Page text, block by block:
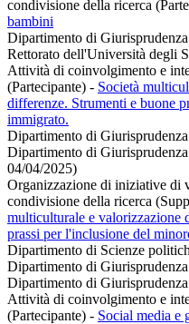
condivisione della ricerca
bambini
Dipartimento di Giurisprudenza
Rettorato dell'Università degli
Attività di coinvolgimento e
(Partecipante) - Società
differenze. Strumenti e buone
immigrato.
Dipartimento di Giurisprudenza
Dipartimento di
04/04/2025)
Organizzazione di iniziative di
condivisione della ricerca
multiculturale e valorizzazione
prassi per l'inclusione del
Dipartimento di Scienze
Dipartimento di Giurisprudenza
Dipartimento di
Attività di coinvolgimento e
(Partecipante) - Social media e